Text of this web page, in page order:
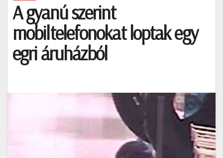
A gyanú szerint
mobiltelefonokat loptak egy
egri áruházból